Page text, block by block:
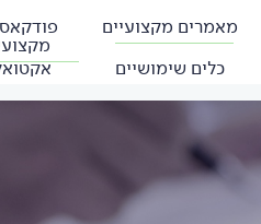
מאמרים מקצועיים
כלים שימושיים